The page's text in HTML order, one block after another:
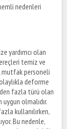
nedenleri
yardımcı olan
temiz ve
mutfak personeli
deforme
fazla türü olan
olmalıdır.
kullanılırken,
Bu nedenle,